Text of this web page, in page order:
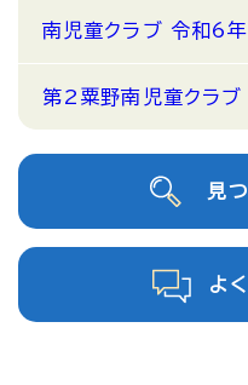
南児童クラブ 令和6
第2粟野南児童クラ
見
よ